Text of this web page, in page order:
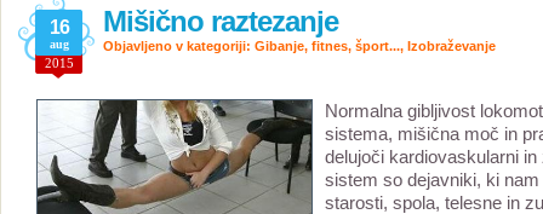
Mišično raztezanje
16
aug
2015
Objavljeno v kategoriji: Gibanje, fitnes, šport..., Izobraževanje
Normalna gibljivost
sistema, mišična moč in
delujoči kardiovaskularni in
sistem so dejavniki, ki nam
starosti, spola, telesne in